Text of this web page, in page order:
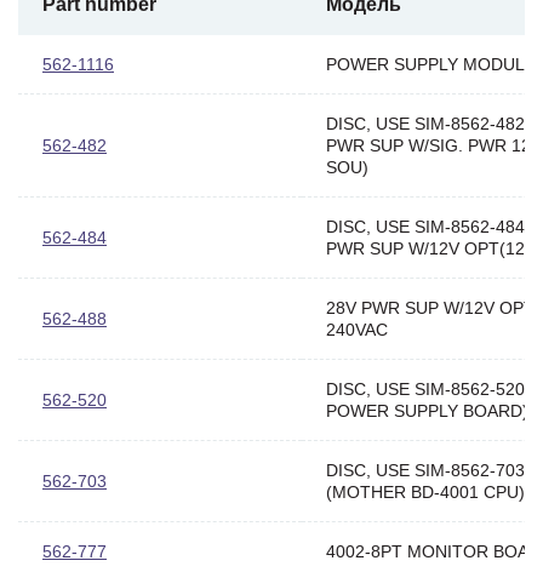
562-1116 POWER SUPPLY MODULE
562-482
DISC, USE SIM-8562-482
PWR SUP W/SIG. PWR
SOU)
562-484
DISC, USE SIM-8562-484
PWR SUP W/12V
562-488
28V PWR SUP W/12V OPT
240VAC
562-520
DISC, USE SIM-8562-520
POWER SUPPLY BOARD)
562-703
DISC, USE SIM-8562-703
(MOTHER BD-4001 CPU)
562-777 4002-8PT MONITOR